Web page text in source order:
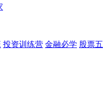
投资训练营 金融必学 股票